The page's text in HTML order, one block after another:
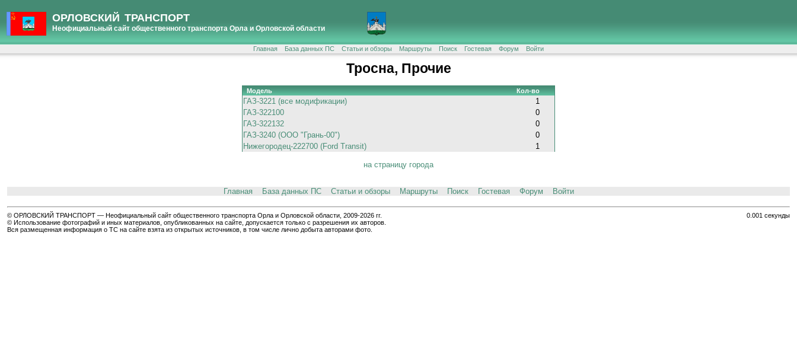
ОРЛОВСКИЙ ТРАНСПОРТ
Неофициальный сайт общественного транспорта Орла и Орловской области
Главная База данных ПС Статьи и обзоры Маршруты Поиск Гостевая Форум Войти
Тросна, Прочие
Модель Кол-во
ГАЗ-3221 (все модификации)
1
ГАЗ-322100
0
ГАЗ-322132
0
ГАЗ-3240 (ООО "Грань-00")
0
Нижегородец-222700 (Ford Transit)
1
на страницу города
Главная База данных ПС Статьи и обзоры Маршруты Поиск Гостевая Форум Войти
0.001 секунды
© ОРЛОВСКИЙ ТРАНСПОРТ — Неофициальный сайт общественного транспорта Орла и Орловской области, 2009-2026 гг.
© Использование фотографий и иных материалов, опубликованных на сайте, допускается только с разрешения их авторов.
Вся размещенная информация о ТС на сайте взята из открытых источников, в том числе лично добыта авторами фото.